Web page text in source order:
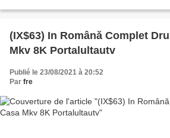
(IX$63) In Română Complet
Mkv 8K Portalultautv
Publié le 23/08/2021 à 20:52
Par fre